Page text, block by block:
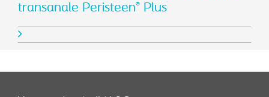
transanale Peristeen® Plus